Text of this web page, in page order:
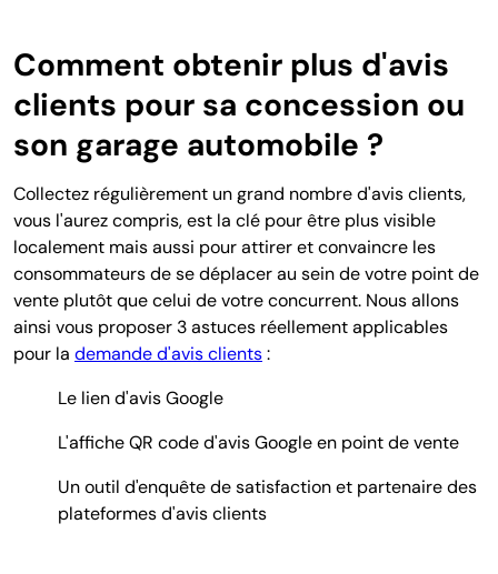
Comment obtenir plus d'avis
clients pour sa concession ou
son garage automobile ?
Collectez régulièrement un grand nombre d'avis clients,
vous l'aurez compris, est la clé pour être plus visible
localement mais aussi pour attirer et convaincre les
consommateurs de se déplacer au sein de votre point de
vente plutôt que celui de votre concurrent. Nous allons
ainsi vous proposer 3 astuces réellement applicables
pour la demande d'avis clients:
Le lien d'avis Google
L'affiche QR code d'avis Google en point de vente
Un outil d'enquête de satisfaction et partenaire des
plateformes d'avis clients